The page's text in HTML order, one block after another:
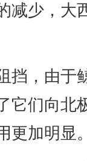
减少，大
挡，由于
它们向北
更加明显